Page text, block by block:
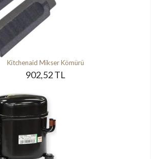
Kitchenaid Mikser Kömürü
902,52 TL